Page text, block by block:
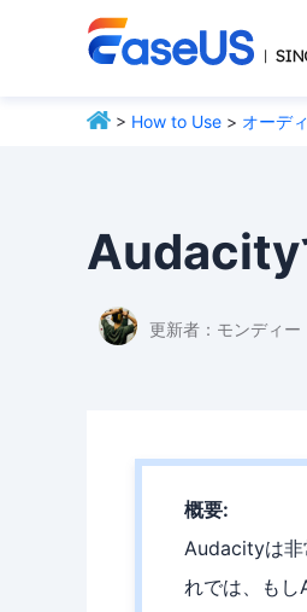
> How to Use > オーデ
Audacity
更新者： モンディー
概要:
Audacityは非
れでは、もし